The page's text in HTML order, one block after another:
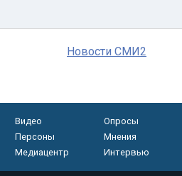
Новости СМИ2
Видео Опросы
Персоны
Мнения
Медиацентр
Интервью